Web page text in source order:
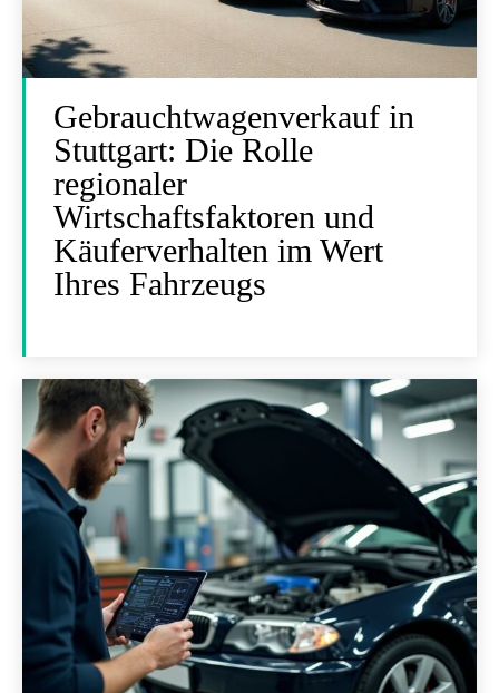
Gebrauchtwagenverkauf in
Stuttgart: Die Rolle
regionaler
Wirtschaftsfaktoren und
Käuferverhalten im Wert
Ihres Fahrzeugs